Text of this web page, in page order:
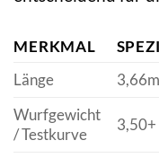
MERKMAL
Länge
Wurfgewicht
/ Testkurve
3,50+